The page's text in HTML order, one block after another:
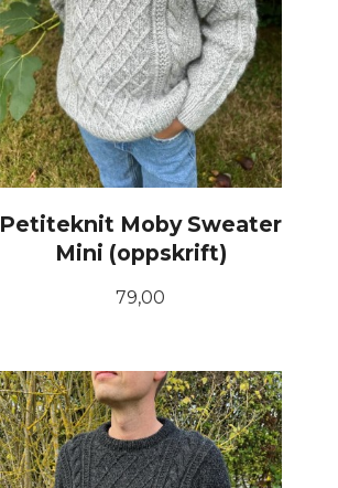
Petiteknit Moby Sweater
Mini (oppskrift)
Pris
79,00
KJØP